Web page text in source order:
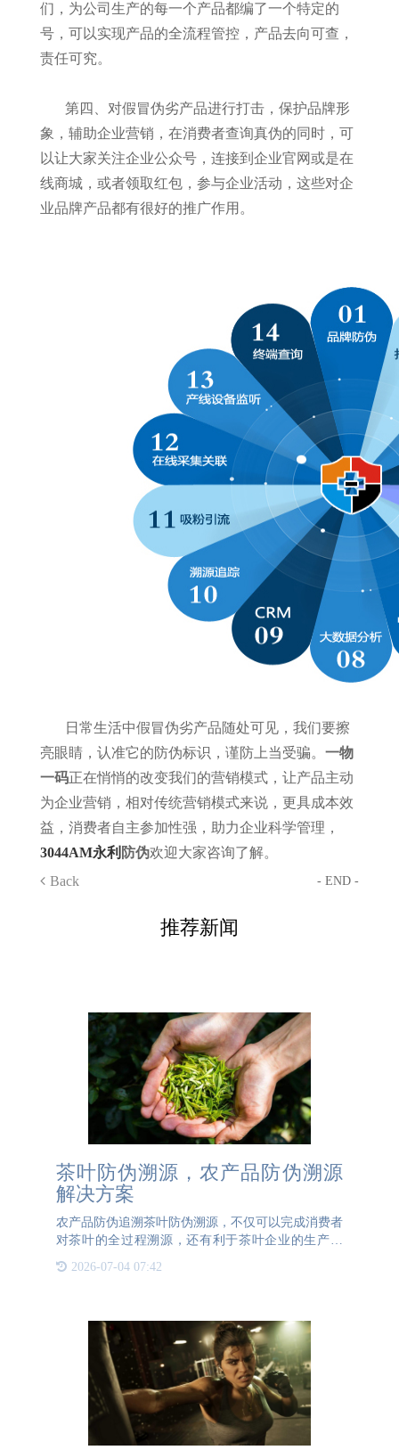
们，为公司生产的每一个产品都编了一个特定的
号，可以实现产品的全流程管控，产品去向可查，
责任可究。
第四、对假冒伪劣产品进行打击，保护品牌形
象，辅助企业营销，在消费者查询真伪的同时，可
以让大家关注企业公众号，连接到企业官网或是在
线商城，或者领取红包，参与企业活动，这些对企
业品牌产品都有很好的推广作用。
日常生活中假冒伪劣产品随处可见，我们要擦
亮眼睛，认准它的防伪标识，谨防上当受骗。 一物
一码正在悄悄的改变我们的营销模式，让产品主动
为企业营销，相对传统营销模式来说，更具成本效
益，消费者自主参加性强，助力企业科学管理，
3044AM永利 防伪欢迎大家咨询了解。
Back
- END -
推荐新闻
茶叶防伪溯源，农产品防伪溯源
解决方案
农产品防伪追溯茶叶防伪溯源，不仅可以完成消费者
对茶叶的全过程溯源，还有利于茶叶企业的生产管
息、种植活动、茶叶加工、包装、检验和评定等。该
2026-07-04 07:42